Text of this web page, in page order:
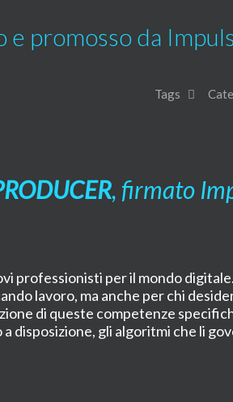
promosso da
Tags
, firmato
professionisti per il mondo digitale.
lavoro, ma anche per chi
di queste competenze
disposizione, gli algoritmi che li